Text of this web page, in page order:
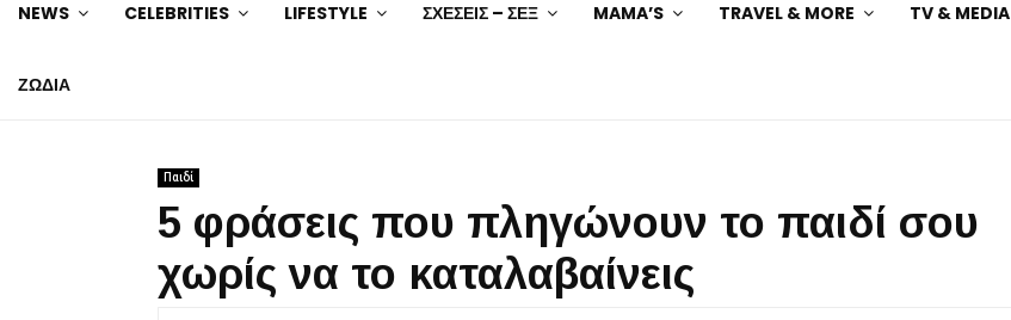
NEWS CELEBRITIES LIFESTYLE ΣΧΕΣΕΙΣ – ΣΕΞ MAMA’S TRAVEL & MORE TV & MEDIA
ΖΩΔΙΑ
Παιδί
5 φράσεις που πληγώνουν το παιδί σου
χωρίς να το καταλαβαίνεις